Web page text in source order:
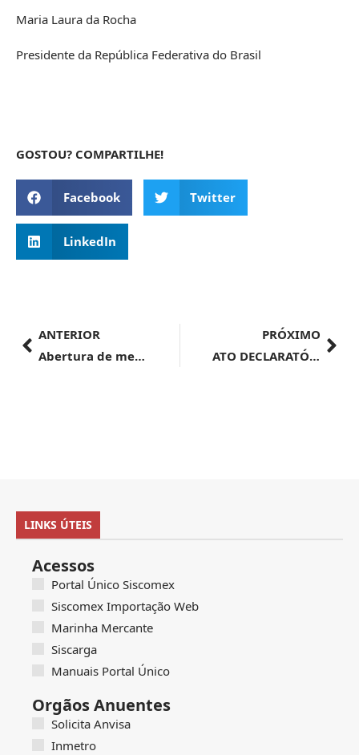
Maria Laura da Rocha
Presidente da República Federativa do Brasil
GOSTOU? COMPARTILHE!
Facebook Twitter
LinkedIn
ANTERIOR
Abertura de mercado no Peru para exportação de hemoderivados bovinos e suínos
PRÓXIMO
ATO DECLARATÓRIO EXECUTIVO SRRF08 Nº 24, DE 28 DE MAIO DE 2024
LINKS ÚTEIS
Acessos
Portal Único Siscomex
Siscomex Importação Web
Marinha Mercante
Siscarga
Manuais Portal Único
Orgãos Anuentes
Solicita Anvisa
Inmetro